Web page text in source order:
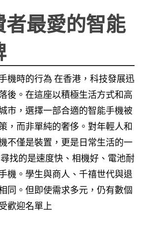
者最愛的智能
機時的行為 在香港，科技發展迅
後。在這座以積極生活方式和高
市，選擇一部合適的智能手機被
，而非單純的奢侈。對年輕人和
不僅是裝置，更是日常生活的一
找的是速度快、相機好、電池耐
機。學生與商人、千禧世代與退
同。但即使需求多元，仍有數個
歡迎名單上